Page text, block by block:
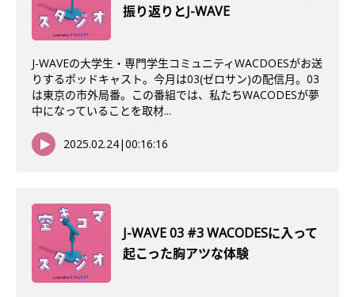
振り返りとJ-WAVE
J-WAVEの大学生・専門学生コミュニティWACDOESがお送
りするポッドキャスト。今月は03(ゼロサン)の配信月。03
は東京の市外局番。この番組では、私たちWACODESが夢
中になっていることを取材...
2025.02.24|00:16:16
J-WAVE 03 #3 WACODESに入って
起こった胸アツな体験